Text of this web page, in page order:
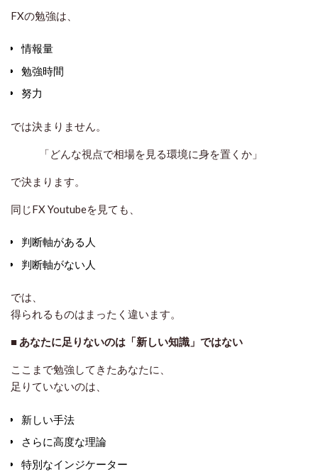
FXの勉強は、
情報量
勉強時間
努力
では決まりません。
「どんな視点で相場を見る環境に身を置くか」
で決まります。
同じFX Youtubeを見ても、
判断軸がある人
判断軸がない人
では、
得られるものはまったく違います。
■ あなたに足りないのは「新しい知識」ではない
ここまで勉強してきたあなたに、
足りていないのは、
新しい手法
さらに高度な理論
特別なインジケーター